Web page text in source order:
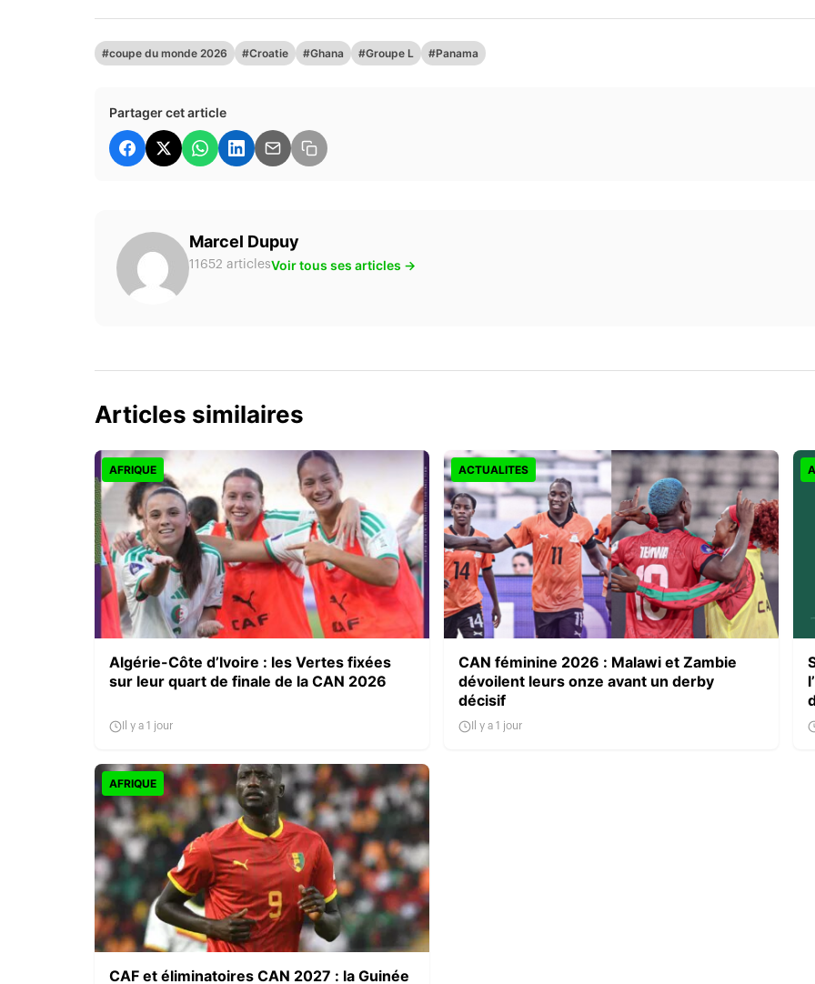
#coupe du monde 2026 #Croatie #Ghana #Groupe L #Panama
Partager cet article
Marcel Dupuy
11652 articlesVoir tous ses articles →
Articles similaires
AFRIQUE
Algérie-Côte d’Ivoire : les Vertes fixées
sur leur quart de finale de la CAN 2026
Il y a 1 jour
ACTUALITES
CAN féminine 2026 : Malawi et Zambie
dévoilent leurs onze avant un derby
décisif
Il y a 1 jour
AFRIQUE
CAF et éliminatoires CAN 2027 : la Guinée